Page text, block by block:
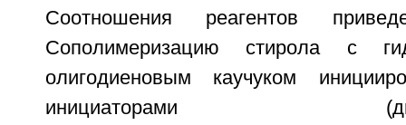
Соотношения реагентов
Сополимеризацию стирола с
олигодиеновым каучуком
инициаторами